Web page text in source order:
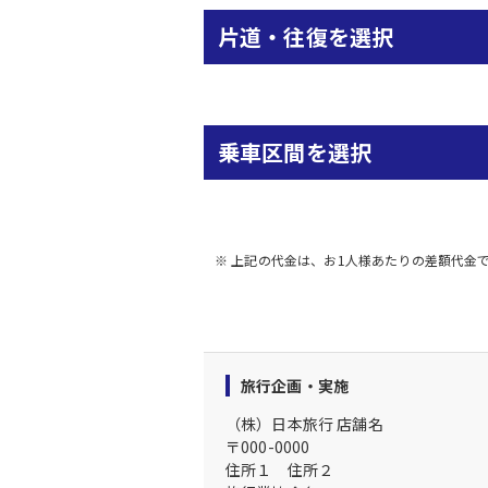
片道・往復を選択
乗車区間を選択
※ 上記の代金は、お1人様あたりの差額代金
旅行企画・実施
（株）日本旅行店舗名
〒000-0000
住所１
住所２